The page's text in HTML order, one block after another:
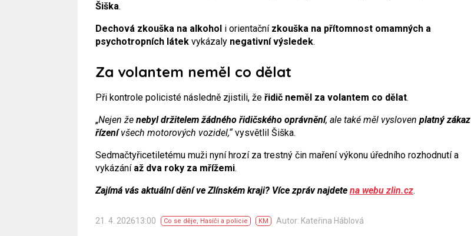
Šiška.
Dechová zkouška na alkohol i orientační zkouška na přítomnost omamných a
psychotropních látek vykázaly negativní výsledek.
Za volantem neměl co dělat
Při kontrole policisté následně zjistili, že řidič neměl za volantem co dělat.
„Nejen že nebyl držitelem žádného řidičského oprávnění, ale také měl vysloven platný zákaz
řízenívšech motorových vozidel,“vysvětlil Šiška.
Sedmačtyřicetiletému muži nyní hrozí za trestný čin maření výkonu úředního rozhodnutí a
vykázání až dva roky za mřížemi.
Zajímá vás aktuální dění ve Zlínském kraji? Více zpráv najdete na webu zlin.cz.
21. 4. 202613:00 Co se děje, Hasiči a policie KM Autor: Kateřina Háblová